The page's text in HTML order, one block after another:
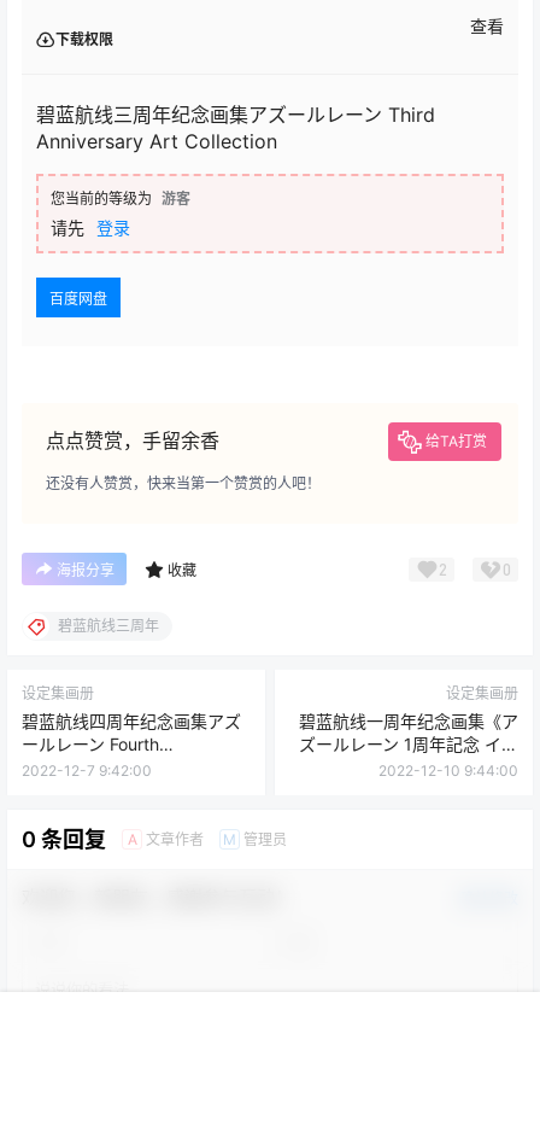
下载权限
查看
碧蓝航线三周年纪念画集アズールレーン Third
Anniversary Art Collection
您当前的等级为 游客
请先 登录
百度网盘
点点赞赏，手留余香 给TA打赏
还没有人赞赏，快来当第一个赞赏的人吧！
海报分享 收藏 2 0
碧蓝航线三周年
设定集画册
碧蓝航线四周年纪念画集アズ
ールレーン Fourth
Anniversary Art Collection
2022-12-7 9:42:00
设定集画册
碧蓝航线一周年纪念画集《ア
ズールレーン 1周年記念 イラ
スト集》（AZURLANE 1st
2022-12-10 9:44:00
0 条回复 A 文章作者 M 管理员